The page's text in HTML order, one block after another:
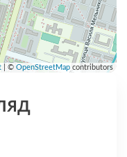
© OpenStreetMap contributors